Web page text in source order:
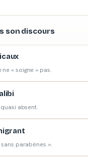
son discours
« soigne » pas.
absent.
parabènes ».